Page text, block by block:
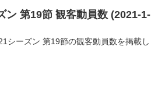
ン 第19節 観客動員数 (2021-1-
シーズン 第19節の観客動員数を掲載し